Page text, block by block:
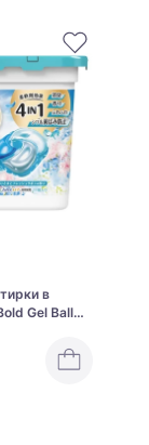
в
Gel Ball